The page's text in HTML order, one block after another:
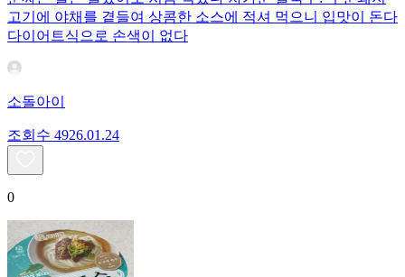
고기에 야채를 곁들여 상콤한 소스에 적셔 먹으니 입맛이 돈다
다이어트식으로 손색이 없다
소돌아이
조회수 4926.01.24
0